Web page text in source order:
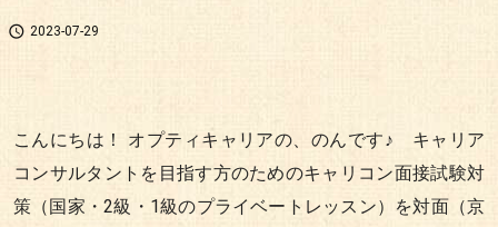
 2023-07-29
こんにちは！ オプティキャリアの、のんです♪ キャリア
コンサルタントを目指す方のためのキャリコン面接試験対
策（国家・2級・1級のプライベートレッスン）を対面（京